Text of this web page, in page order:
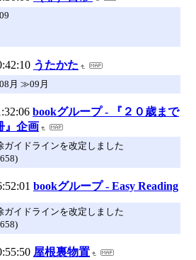
うたかた
月 ≫09月
bookグループ - 『２０歳まで
』企画
ガイドラインを改定しました
bookグループ - Easy Reading
ガイドラインを改定しました
屋根裏物置